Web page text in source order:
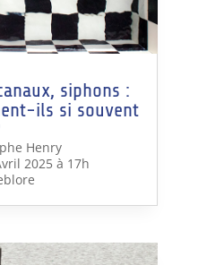
siphons :
ils si souvent
Henry
2025 à 17h